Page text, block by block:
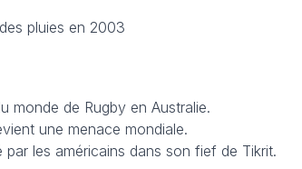
pluies en 2003
monde de Rugby en Australie.
une menace mondiale.
les américains dans son fief de Tikrit.